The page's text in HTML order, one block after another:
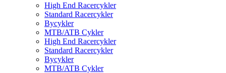
High End Racercykler
Standard Racercykler
Bycykler
MTB/ATB Cykler
High End Racercykler
Standard Racercykler
Bycykler
MTB/ATB Cykler